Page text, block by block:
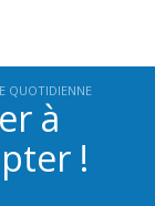
QUOTIDIENNE
à
!